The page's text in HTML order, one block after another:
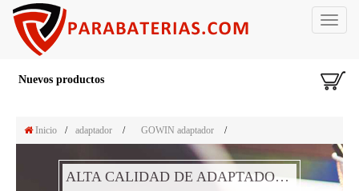
Toggle
Nuevos productos
Inicio / adaptador / GOWIN adaptador /
ALTA CALIDAD DE ADAPTADOR PORTÁTIL GOWIN